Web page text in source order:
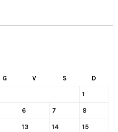
G V S D
1
6 7 8
13 14 15